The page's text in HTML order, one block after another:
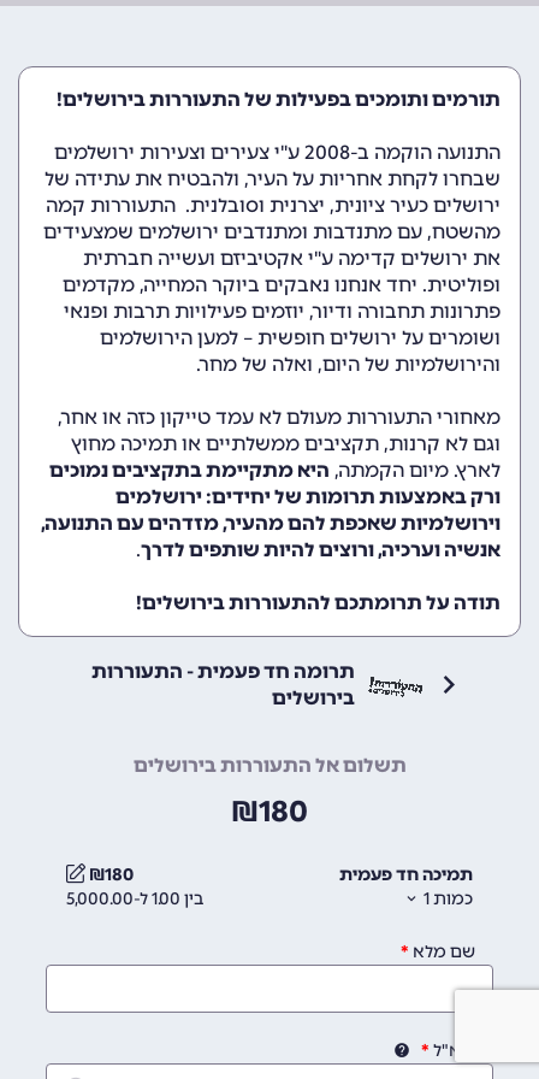
תורמים ותומכים בפעילות של התעוררות בירושלים!
התנועה הוקמה ב-2008 ע"י צעירים וצעירות ירושלמים
שבחרו לקחת אחריות על העיר, ולהבטיח את עתידה של
ירושלים כעיר ציונית, יצרנית וסובלנית. התעוררות קמה
מהשטח, עם מתנדבות ומתנדבים ירושלמים שמצעידים
את ירושלים קדימה ע"י אקטיביזם ועשייה חברתית
ופוליטית. יחד אנחנו נאבקים ביוקר המחייה, מקדמים
פתרונות תחבורה ודיור, יוזמים פעילויות תרבות ופנאי
ושומרים על ירושלים חופשית – למען הירושלמים
והירושלמיות של היום, ואלה של מחר.
מאחורי התעוררות מעולם לא עמד טייקון כזה או אחר,
וגם לא קרנות, תקציבים ממשלתיים או תמיכה מחוץ
לארץ. מיום הקמתה, היא מתקיימת בתקציבים נמוכים
ורק באמצעות תרומות של יחידים: ירושלמים
וירושלמיות שאכפת להם מהעיר, מזדהים עם התנועה,
אנשיה וערכיה, ורוצים להיות שותפים לדרך.
תודה על תרומתכם להתעוררות בירושלים!
תרומה חד פעמית - התעוררות
בירושלים
תשלום אל התעוררות בירושלים
180
₪
תמיכה חד פעמית
כמות1
180
₪
בין 1.00 ל-5,000.00
שם מלא
דוא"ל